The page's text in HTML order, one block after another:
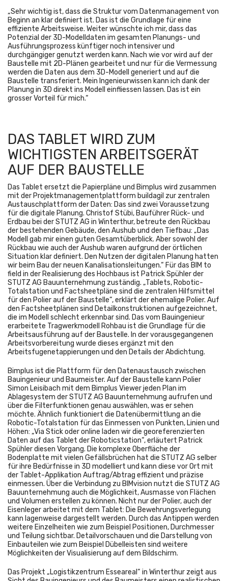
„Sehr wichtig ist, dass die Struktur vom Datenmanagement von
Beginn an klar definiert ist. Das ist die Grundlage für eine
effiziente Arbeitsweise. Weiter wünschte ich mir, dass das
Potenzial der 3D-Modelldaten im gesamten Planungs- und
Ausführungsprozess künftiger noch intensiver und
durchgängiger genutzt werden kann. Nach wie vor wird auf der
Baustelle mit 2D-Plänen gearbeitet und nur für die Vermessung
werden die Daten aus dem 3D-Modell generiert und auf die
Baustelle transferiert. Mein Ingenieurwissen kann ich dank der
Planung in 3D direkt ins Modell einfliessen lassen. Das ist ein
grosser Vorteil für mich.“
DAS TABLET WIRD ZUM
WICHTIGSTEN ARBEITSGERÄT
AUF DER BAUSTELLE
Das Tablet ersetzt die Papierpläne und Bimplus wird zusammen
mit der Projektmanagementplattform buildagil zur zentralen
Austauschplattform der Daten: Das sind zwei Voraussetzung
für die digitale Planung. Christof Stübi, Bauführer Rück- und
Erdbau bei der STUTZ AG in Winterthur, betreute den Rückbau
der bestehenden Gebäude, den Aushub und den Tiefbau: „Das
Modell gab mir einen guten Gesamtüberblick. Aber sowohl der
Rückbau wie auch der Aushub waren aufgrund der örtlichen
Situation klar definiert. Den Nutzen der digitalen Planung hatten
wir beim Bau der neuen Kanalisationsleitungen.“ Für das BIM to
field in der Realisierung des Hochbaus ist Patrick Spühler der
STUTZ AG Bauunternehmung zuständig. „Tablets, Robotic-
Totalstation und Factsheetpläne sind die zentralen Hilfsmittel
für den Polier auf der Baustelle“, erklärt der ehemalige Polier. Auf
den Factsheetplänen sind Detailkonstruktionen aufgezeichnet,
die im Modell schlecht erkennbar sind. Das vom Bauingenieur
erarbeitete Tragwerkmodell Rohbau ist die Grundlage für die
Arbeitsausführung auf der Baustelle. In der vorausgegangenen
Arbeitsvorbereitung wurde dieses ergänzt mit den
Arbeitsfugenetappierungen und den Details der Abdichtung.
Bimplus ist die Plattform für den Datenaustausch zwischen
Bauingenieur und Baumeister. Auf der Baustelle kann Polier
Simon Leisibach mit dem Bimplus Viewer jeden Plan im
Ablagesystem der STUTZ AG Bauunternehmung aufrufen und
über die Filterfunktionen genau auswählen, was er sehen
möchte. Ähnlich funktioniert die Datenübermittlung an die
Robotic-Totalstation für das Einmessen von Punkten, Linien und
Höhen: „Via Stick oder online laden wir die georeferenzierten
Daten auf das Tablet der Roboticstation“, erläutert Patrick
Spühler diesen Vorgang. Die komplexe Oberfläche der
Bodenplatte mit vielen Gefällsbrüchen hat die STUTZ AG selber
für ihre Bedürfnisse in 3D modelliert und kann diese vor Ort mit
der Tablet-Applikation Auftrag/Abtrag effizient und präzise
einmessen. Über die Verbindung zu BIMvision nutzt die STUTZ AG
Bauunternehmung auch die Möglichkeit, Ausmasse von Flächen
und Volumen erstellen zu können. Nicht nur der Polier, auch der
Eisenleger arbeitet mit dem Tablet: Die Bewehrungsverlegung
kann lagenweise dargestellt werden. Durch das Antippen werden
weitere Einzelheiten wie zum Beispiel Positionen, Durchmesser
und Teilung sichtbar. Detailvorschauen und die Darstellung von
Einbauteilen wie zum Beispiel Dübelleisten sind weitere
Möglichkeiten der Visualisierung auf dem Bildschirm.
Das Projekt „Logistikzentrum Esseareal“ in Winterthur zeigt aus